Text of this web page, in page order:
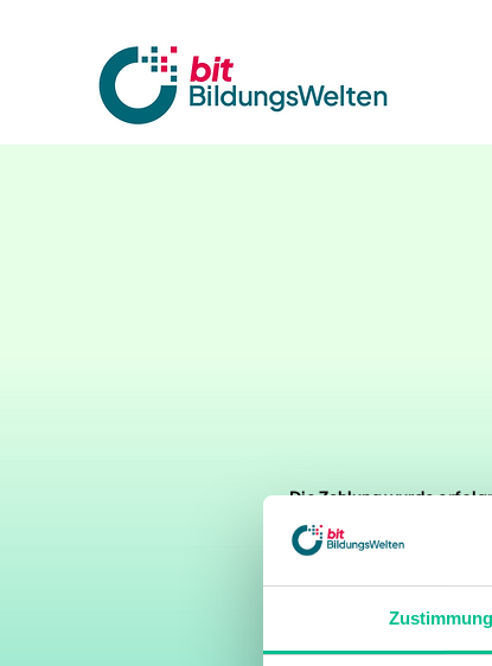
Zustimmung
Die Zahlung wurde
Du solltest bereits
Falls die neu gebuchten
Einladung direkt in der